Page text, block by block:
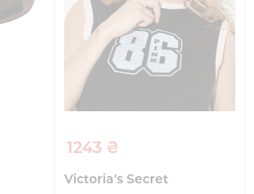
1243 ₴
Victoria's Secret